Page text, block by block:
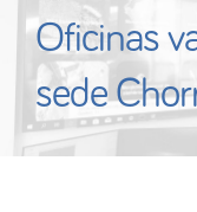
Oficinas
sede